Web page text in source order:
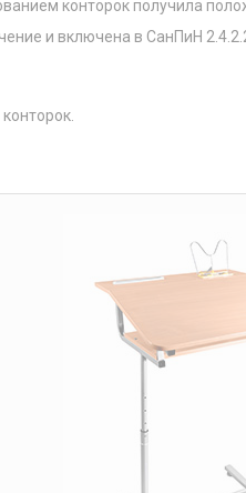
конторок получила
и включена в СанПиН